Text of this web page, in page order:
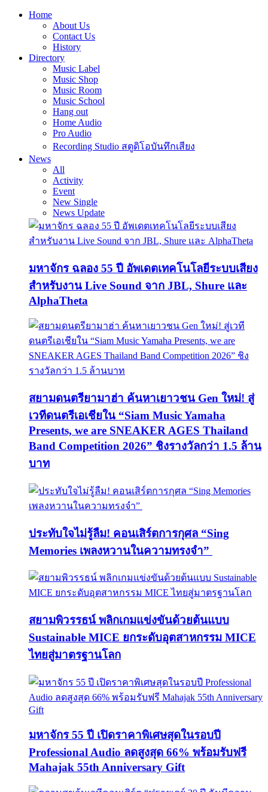
Home
About Us
Contact Us
History
Directory
Music Label
Music Shop
Music Room
Music School
Hang out
Home Audio
Pro Audio
Recording Studio สตูดิโอบันทึกเสียง
News
All
Activity
Event
New Single
News Update
มหาจักร ฉลอง 55 ปี อัพเดตเทคโนโลยีระบบเสียง
สำหรับงาน Live Sound จาก JBL, Shure และ
AlphaTheta
สยามดนตรียามาฮ่า ค้นหาเยาวชน Gen ใหม่! สู่
เวทีดนตรีเอเชียใน “Siam Music Yamaha
Presents, we are SNEAKER AGES Thailand
Band Competition 2026” ชิงรางวัลกว่า 1.5 ล้าน
บาท
ประทับใจไม่รู้ลืม! คอนเสิร์ตการกุศล “Sing
Memories เพลงหวานในความทรงจำ”
สยามพิวรรธน์ พลิกเกมแข่งขันด้วยต้นแบบ
Sustainable MICE ยกระดับอุตสาหกรรม MICE
ไทยสู่มาตรฐานโลก
มหาจักร 55 ปี เปิดราคาพิเศษสุดในรอบปี
Professional Audio ลดสูงสุด 66% พร้อมรับฟรี
Mahajak 55th Anniversary Gift